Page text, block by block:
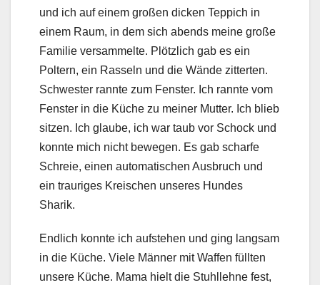
und ich auf einem großen dicken Teppich in
einem Raum, in dem sich abends meine große
Familie versammelte. Plötzlich gab es ein
Poltern, ein Rasseln und die Wände zitterten.
Schwester rannte zum Fenster. Ich rannte vom
Fenster in die Küche zu meiner Mutter. Ich blieb
sitzen. Ich glaube, ich war taub vor Schock und
konnte mich nicht bewegen. Es gab scharfe
Schreie, einen automatischen Ausbruch und
ein trauriges Kreischen unseres Hundes
Sharik.
Endlich konnte ich aufstehen und ging langsam
in die Küche. Viele Männer mit Waffen füllten
unsere Küche. Mama hielt die Stuhllehne fest,